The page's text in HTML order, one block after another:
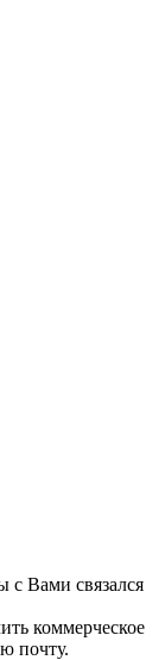
с Вами связался
коммерческое
почту.